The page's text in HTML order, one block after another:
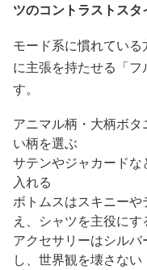
ツのコントラストスタ
モード系に慣れてい
に主張を持たせる「
す。
アニマル柄・大柄ボ
い柄を選ぶ
サテンやジャカードな
入れる
ボトムスはスキニー
え、シャツを主役にす
アクセサリーはシル
し、世界観を壊さない